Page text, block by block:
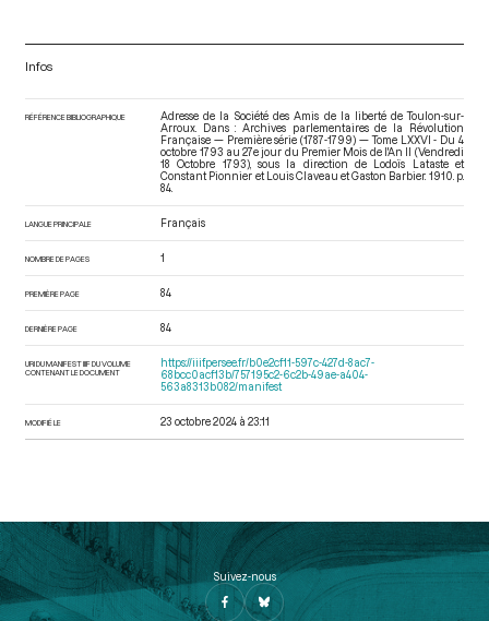
Infos
RÉFÉRENCE BIBLIOGRAPHIQUE
Adresse de la Société des Amis de la liberté de Toulon-sur-
Arroux. Dans : Archives parlementaires de la Révolution
Française — Première série (1787-1799) — Tome LXXVI - Du 4
octobre 1793 au 27e jour du Premier Mois de l'An II (Vendredi
18 Octobre 1793), sous la direction de Lodoïs Lataste et
Constant Pionnier et Louis Claveau et Gaston Barbier. 1910. p.
84.
LANGUE PRINCIPALE Français
NOMBRE DE PAGES 1
PREMIÈRE PAGE 84
DERNIÈRE PAGE 84
URI DU MANIFEST IIIF DU VOLUME
CONTENANT LE DOCUMENT
https://iiif.persee.fr/b0e2cf11-597c-427d-8ac7-
68bcc0acf13b/757195c2-6c2b-49ae-a404-
563a8313b082/manifest
MODIFIÉ LE 23 octobre 2024 à 23:11
Suivez-nous